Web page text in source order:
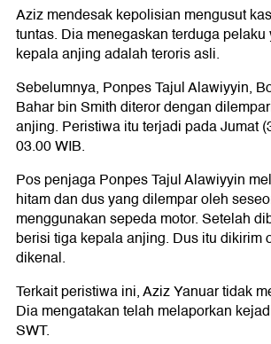
Aziz mendesak kepolisian mengusut
tuntas. Dia menegaskan terduga
kepala anjing adalah teroris asli.
Sebelumnya, Ponpes Tajul Alawiyyin,
Bahar bin Smith diteror dengan
anjing. Peristiwa itu terjadi pada Jumat
03.00 WIB.
Pos penjaga Ponpes Tajul Alawiyyin
hitam dan dus yang dilempar oleh
menggunakan sepeda motor. Setelah
berisi tiga kepala anjing. Dus itu dikirim
dikenal.
Terkait peristiwa ini, Aziz Yanuar tidak
Dia mengatakan telah melaporkan
SWT.